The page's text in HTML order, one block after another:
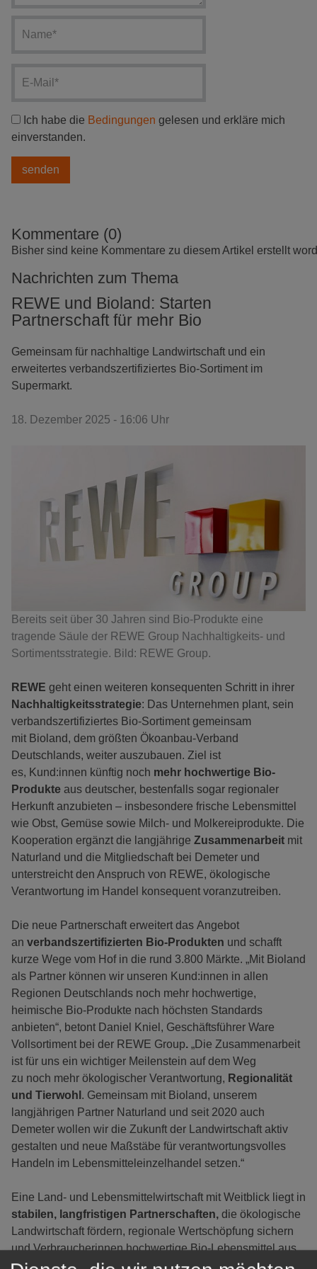
Ich habe die Bedingungen gelesen und erkläre mich
einverstanden.
Kommentare (0)
Bisher sind keine Kommentare zu diesem Artikel erstellt
Nachrichten zum Thema
REWE und Bioland: Starten
Partnerschaft für mehr Bio
Gemeinsam für nachhaltige Landwirtschaft und ein
erweitertes verbandszertifiziertes Bio-Sortiment im
Supermarkt.
18. Dezember 2025 - 16:06 Uhr
Bereits seit über 30 Jahren sind Bio-Produkte eine
tragende Säule der REWE Group Nachhaltigkeits- und
Sortimentsstrategie. Bild: REWE Group.
REWE geht einen weiteren konsequenten Schritt in ihrer
Nachhaltigkeitsstrategie: Das Unternehmen plant, sein
verbandszertifiziertes Bio-Sortiment gemeinsam
mit Bioland, dem größten Ökoanbau-Verband
Deutschlands, weiter auszubauen. Ziel ist
es, Kund:innen künftig noch mehr hochwertige Bio-
Produkte aus deutscher, bestenfalls sogar regionaler
Herkunft anzubieten – insbesondere frische Lebensmittel
wie Obst, Gemüse sowie Milch- und Molkereiprodukte. Die
Kooperation ergänzt die langjährige Zusammenarbeit mit
Naturland und die Mitgliedschaft bei Demeter und
unterstreicht den Anspruch von REWE, ökologische
Verantwortung im Handel konsequent voranzutreiben.
Die neue Partnerschaft erweitert das Angebot
an verbandszertifizierten Bio-Produkten und schafft
kurze Wege vom Hof in die rund 3.800 Märkte. „Mit Bioland
als Partner können wir unseren Kund:innen in allen
Regionen Deutschlands noch mehr hochwertige,
heimische Bio-Produkte nach höchsten Standards
anbieten“, betont Daniel Kniel, Geschäftsführer Ware
Vollsortiment bei der REWE Group. „Die Zusammenarbeit
ist für uns ein wichtiger Meilenstein auf dem Weg
zu noch mehr ökologischer Verantwortung, Regionalität
und Tierwohl . Gemeinsam mit Bioland, unserem
langjährigen Partner Naturland und seit 2020 auch
Demeter wollen wir die Zukunft der Landwirtschaft aktiv
gestalten und neue Maßstäbe für verantwortungsvolles
Handeln im Lebensmitteleinzelhandel setzen.“
Eine Land- und Lebensmittelwirtschaft mit Weitblick liegt in
stabilen, langfristigen Partnerschaften, die ökologische
Landwirtschaft fördern, regionale Wertschöpfung sichern
und Verbraucherinnen hochwertige Bio-Lebensmittel aus
ihrer Heimat bieten. Mit REWE haben wir einen Partner an